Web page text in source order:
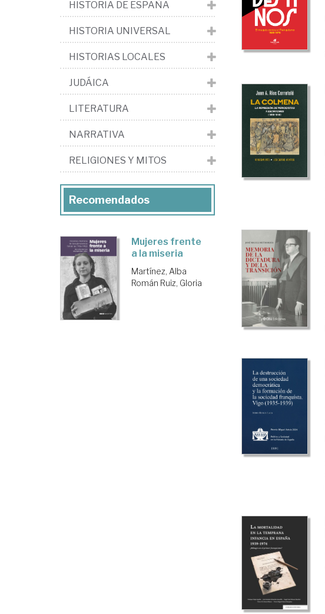
HISTORIA DE ESPAÑA
HISTORIA UNIVERSAL
HISTORIAS LOCALES
JUDÁICA
LITERATURA
NARRATIVA
RELIGIONES Y MITOS
Recomendados
Mujeres frente
a la miseria
Martínez, Alba
Román Ruiz, Gloria